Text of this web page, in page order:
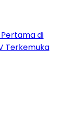
Pertama di
Terkemuka